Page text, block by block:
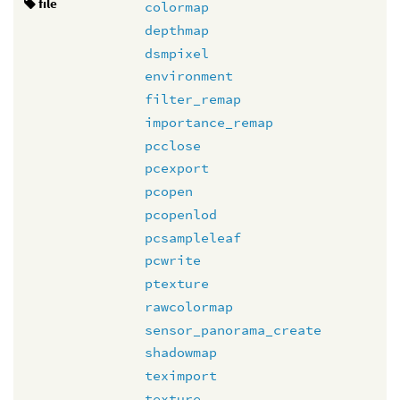
colormap
depthmap
dsmpixel
environment
filter_remap
importance_remap
pcclose
pcexport
pcopen
pcopenlod
pcsampleleaf
pcwrite
ptexture
rawcolormap
sensor_panorama_create
shadowmap
teximport